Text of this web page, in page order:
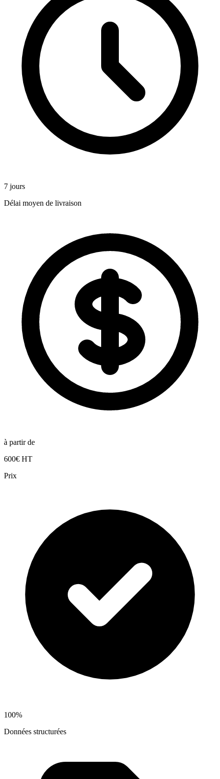
7 jours
Délai moyen de livraison
à partir de
600€ HT
Prix
100%
Données structurées